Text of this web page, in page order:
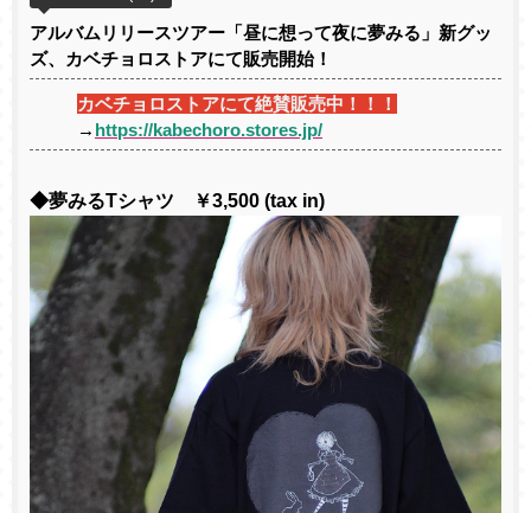
アルバムリリースツアー「昼に想って夜に夢みる」新グッ
ズ、カベチョロストアにて販売開始！
カベチョロストアにて絶賛販売中！！！
→ https://kabechoro.stores.jp/
◆夢みるTシャツ ￥3,500 (tax in)